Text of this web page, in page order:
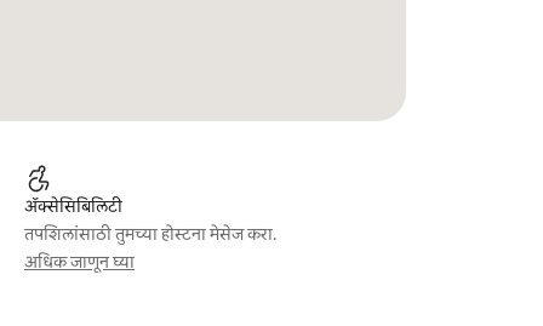
ॲक्सेसिबिलिटी
तपशिलांसाठी तुमच्या होस्टना मेसेज करा.
अधिक जाणून घ्या